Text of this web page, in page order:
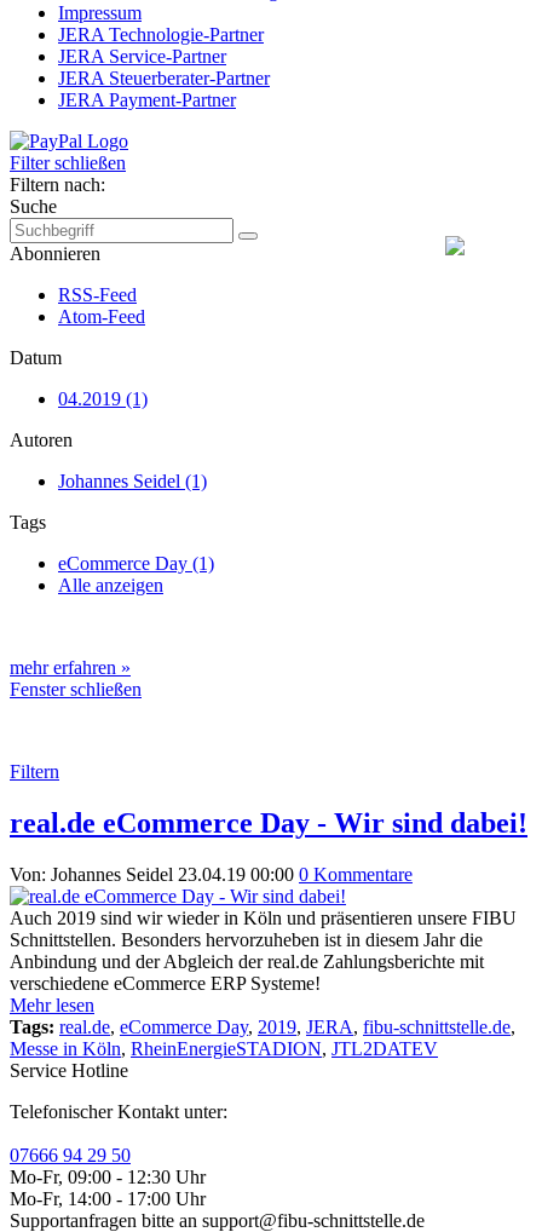
Impressum
JERA Technologie-Partner
JERA Service-Partner
JERA Steuerberater-Partner
JERA Payment-Partner
Filter schließen
Filtern nach:
Suche
Abonnieren
RSS-Feed
Atom-Feed
Datum
04.2019 (1)
Autoren
Johannes Seidel (1)
Tags
eCommerce Day (1)
Alle anzeigen
mehr erfahren »
Fenster schließen
Filtern
real.de eCommerce Day - Wir sind dabei!
Von: Johannes Seidel 23.04.19 00:00 0 Kommentare
Auch 2019 sind wir wieder in Köln und präsentieren unsere FIBU
Schnittstellen. Besonders hervorzuheben ist in diesem Jahr die
Anbindung und der Abgleich der real.de Zahlungsberichte mit
verschiedene eCommerce ERP Systeme!
Mehr lesen
Tags: real.de, eCommerce Day, 2019, JERA, fibu-schnittstelle.de,
Messe in Köln, RheinEnergieSTADION, JTL2DATEV
Service Hotline
Telefonischer Kontakt unter:
07666 94 29 50
Mo-Fr, 09:00 - 12:30 Uhr
Mo-Fr, 14:00 - 17:00 Uhr
Supportanfragen bitte an support@fibu-schnittstelle.de